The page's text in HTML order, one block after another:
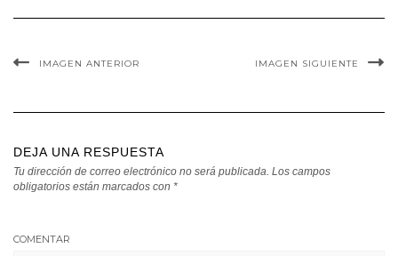
IMAGEN ANTERIOR IMAGEN SIGUIENTE
DEJA UNA RESPUESTA
Tu dirección de correo electrónico no será publicada. Los campos
obligatorios están marcados con *
COMENTAR